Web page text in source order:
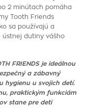
2 minútach pomáha
Tooth Friends
sa používajú a
ústnej dutiny vášho
FRIENDS je ideálnou
a zábavný
hygienu u svojich detí.
praktickým funkciám
stane pre deti